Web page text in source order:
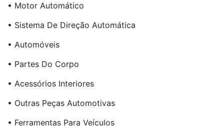
• Motor Automático
• Sistema De Direção Automática
• Automóveis
• Partes Do Corpo
• Acessórios Interiores
• Outras Peças Automotivas
• Ferramentas Para Veículos